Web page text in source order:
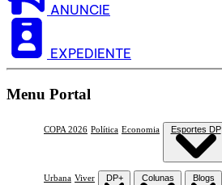
ANUNCIE
EXPEDIENTE
Menu Portal
COPA 2026 Política Economia Esportes DP
Urbana Viver DP+ Colunas Blogs